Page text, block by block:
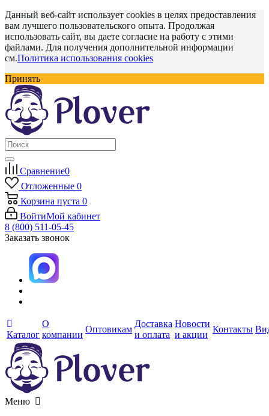
Данный веб-сайт использует cookies в целях предоставления
вам лучшего пользовательского опыта. Продолжая
использовать сайт, вы даете согласие на работу с этими
файлами. Для получения дополнительной информации
см.Политика использования cookies
Принять
Сравнение0
Отложенные 0
Корзина пуста 0
ВойтиМой кабинет
8 (800) 511-05-45
Заказать звонок
Каталог
О
компании
Оптовикам
Доставка
и оплата
Новости
и акции
Контакты
Меню